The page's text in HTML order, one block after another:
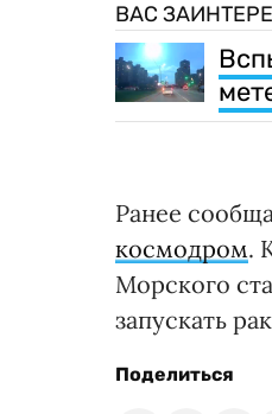
ВАС
Ранее
космодром.
Морского
запускать
Поделиться